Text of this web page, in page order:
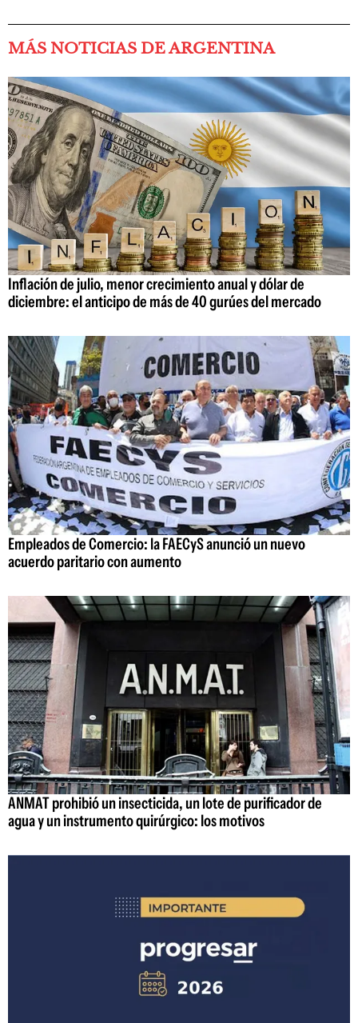
MÁS NOTICIAS DE ARGENTINA
Inflación de julio, menor crecimiento anual y dólar de
diciembre: el anticipo de más de 40 gurúes del mercado
Empleados de Comercio: la FAECyS anunció un nuevo
acuerdo paritario con aumento
ANMAT prohibió un insecticida, un lote de purificador de
agua y un instrumento quirúrgico: los motivos